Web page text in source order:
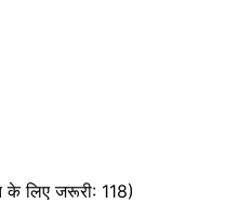
लिए जरूरी: 118)